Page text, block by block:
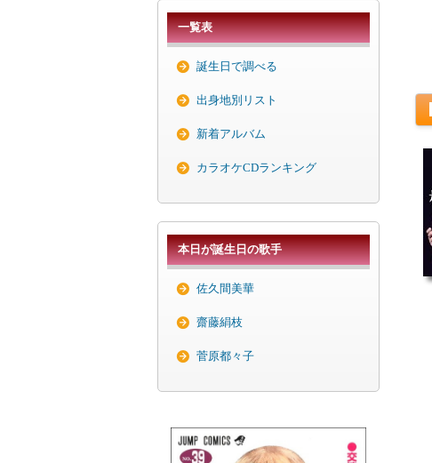
一覧表
誕生日で調べる
出身地別リスト
新着アルバム
カラオケCDランキング
本日が誕生日の歌手
佐久間美華
齋藤絹枝
菅原都々子